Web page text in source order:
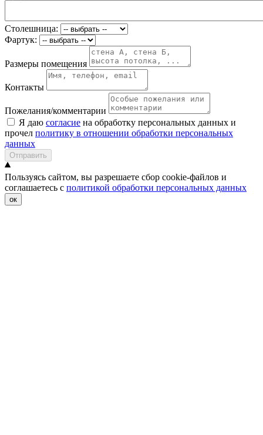
Столешница:
Фартук:
Размеры помещения
Контакты
Пожелания/комментарии
Я даю согласие на обработку персональных данных и
прочел политику в отношении обработки персональных
данных
Отправить
Пользуясь сайтом, вы разрешаете сбор cookie-файлов и
соглашаетесь с политикой обработки персональных данных
ок